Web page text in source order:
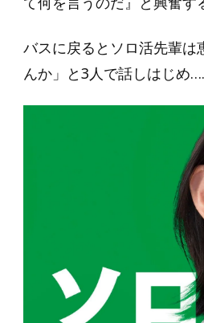
バスに戻るとソロ活先輩
んか」と3人で話しはじめ